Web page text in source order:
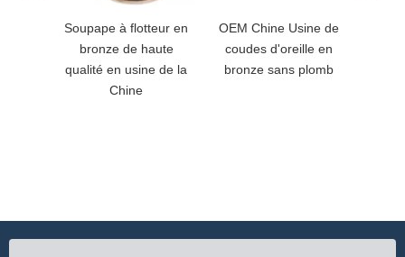
Soupape à flotteur en
bronze de haute
qualité en usine de la
Chine
OEM Chine Usine de
coudes d'oreille en
bronze sans plomb